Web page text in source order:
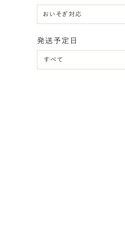
おいそぎ対応
発送予定日